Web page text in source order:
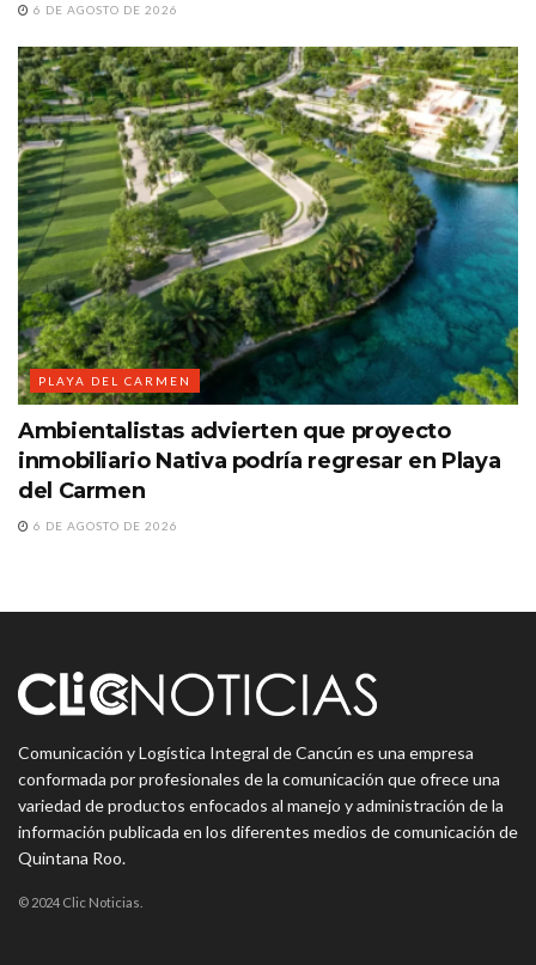
6 DE AGOSTO DE 2026
PLAYA DEL CARMEN
Ambientalistas advierten que proyecto
inmobiliario Nativa podría regresar en Playa
del Carmen
6 DE AGOSTO DE 2026
Comunicación y Logística Integral de Cancún es una empresa
conformada por profesionales de la comunicación que ofrece una
variedad de productos enfocados al manejo y administración de la
información publicada en los diferentes medios de comunicación de
Quintana Roo.
© 2024 Clic Noticias.